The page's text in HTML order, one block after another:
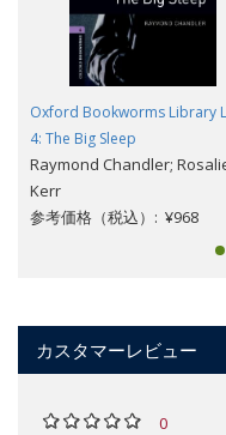
Oxford Bookworms Library
4: The Big Sleep
Raymond Chandler;
Kerr
参考価格（税込）: ¥968
カスタマーレビュー
0